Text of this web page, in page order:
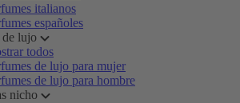
italianos
españoles
de lujo
todos
de lujo para mujer
de lujo para hombre
nicho